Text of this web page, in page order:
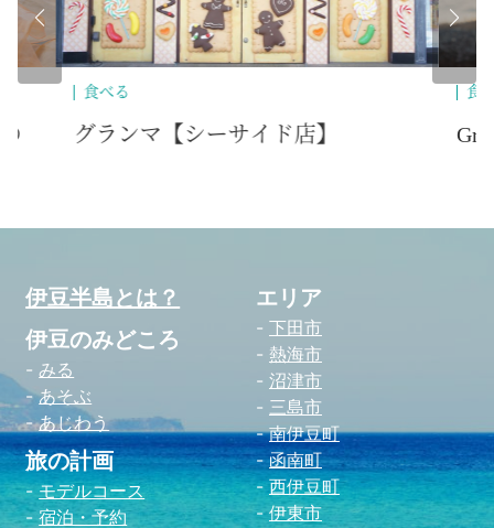
食べる
グランマ【シーサイド店】
食
伊豆半島とは？
伊豆のみどころ
みる
あそぶ
あじわう
旅の計画
モデルコース
宿泊・予約
エリア
下田市
熱海市
沼津市
三島市
南伊豆町
函南町
西伊豆町
伊東市